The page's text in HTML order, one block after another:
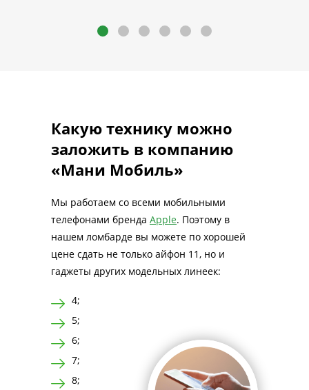
Какую технику можно
заложить в компанию
«Мани Мобиль»
Мы работаем со всеми мобильными
телефонами бренда Apple. Поэтому в
нашем ломбарде вы можете по хорошей
цене сдать не только айфон 11, но и
гаджеты других модельных линеек:
4;
5;
6;
7;
8;